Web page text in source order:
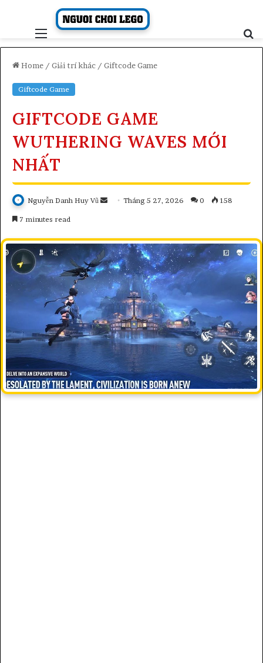
Menu
Home / Giải trí khác / Giftcode Game
Giftcode Game
GIFTCODE GAME
WUTHERING WAVES MỚI
NHẤT
Nguyễn Danh Huy Vũ
SendTháng 5 27, 2026 0 158
7 minutes read